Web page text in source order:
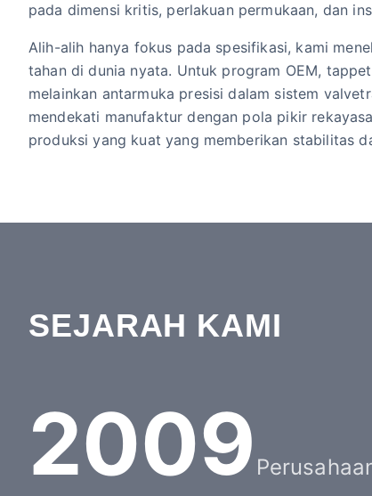
pada dimensi kritis, perlakuan permukaan, dan
Alih-alih hanya fokus pada spesifikasi, kami
tahan di dunia nyata. Untuk program OEM,
melainkan antarmuka presisi dalam sistem
mendekati manufaktur dengan pola pikir
produksi yang kuat yang memberikan stabilitas
SEJARAH KAMI
2009